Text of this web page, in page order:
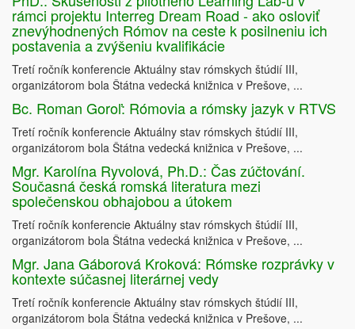
rámci projektu Interreg Dream Road - ako osloviť
znevýhodnených Rómov na ceste k posilneniu ich
postavenia a zvýšeniu kvalifikácie
Tretí ročník konferencie Aktuálny stav rómskych štúdií III,
organizátorom bola Štátna vedecká knižnica v Prešove, ...
Bc. Roman Goroľ: Rómovia a rómsky jazyk v RTVS
Tretí ročník konferencie Aktuálny stav rómskych štúdií III,
organizátorom bola Štátna vedecká knižnica v Prešove, ...
Mgr. Karolína Ryvolová, Ph.D.: Čas zúčtování.
Současná česká romská literatura mezi
společenskou obhajobou a útokem
Tretí ročník konferencie Aktuálny stav rómskych štúdií III,
organizátorom bola Štátna vedecká knižnica v Prešove, ...
Mgr. Jana Gáborová Kroková: Rómske rozprávky v
kontexte súčasnej literárnej vedy
Tretí ročník konferencie Aktuálny stav rómskych štúdií III,
organizátorom bola Štátna vedecká knižnica v Prešove, ...